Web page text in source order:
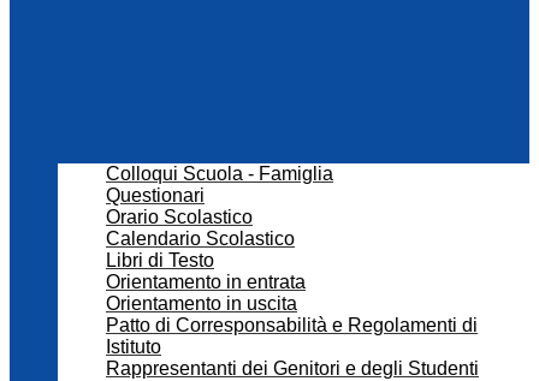
Colloqui Scuola - Famiglia
Questionari
Orario Scolastico
Calendario Scolastico
Libri di Testo
Orientamento in entrata
Orientamento in uscita
Patto di Corresponsabilità e Regolamenti di
Istituto
Rappresentanti dei Genitori e degli Studenti